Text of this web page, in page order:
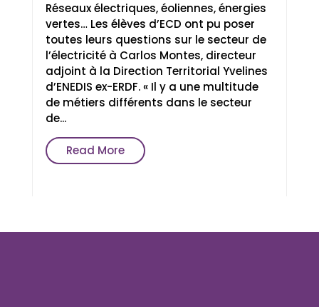
Réseaux électriques, éoliennes, énergies
vertes… Les élèves d’ECD ont pu poser
toutes leurs questions sur le secteur de
l’électricité à Carlos Montes, directeur
adjoint à la Direction Territorial Yvelines
d’ENEDIS ex-ERDF. « Il y a une multitude
de métiers différents dans le secteur
de...
Read More